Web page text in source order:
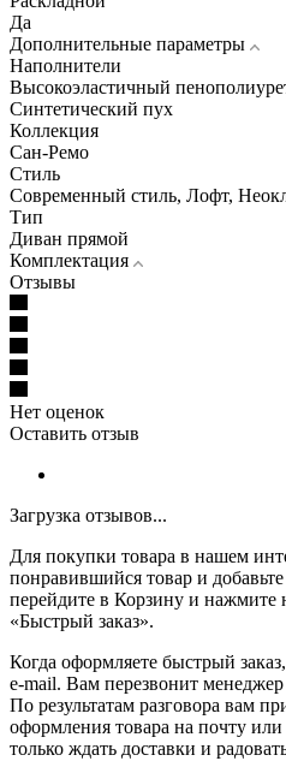
Да
Дополнительные параметры
Наполнители
Высокоэластичный
Синтетический пух
Коллекция
Сан-Ремо
Стиль
Современный стиль, Лофт,
Тип
Диван прямой
Комплектация
Отзывы
Нет оценок
Оставить отзыв
Загрузка отзывов...
Для покупки товара в нашем
понравившийся товар и
перейдите в Корзину и нажмите
«Быстрый заказ».
Когда оформляете быстрый
e-mail. Вам перезвонит менеджер
По результатам разговора вам
оформления товара на почту
только ждать доставки и